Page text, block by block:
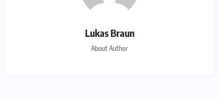
Lukas Braun
About Author